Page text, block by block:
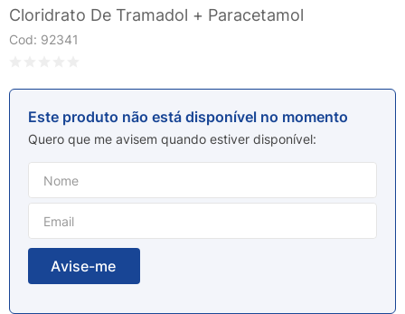
Cloridrato De Tramadol + Paracetamol
Cod: 92341
Este produto não está disponível no momento
Quero que me avisem quando estiver disponível
7º
shampoo
º fralda